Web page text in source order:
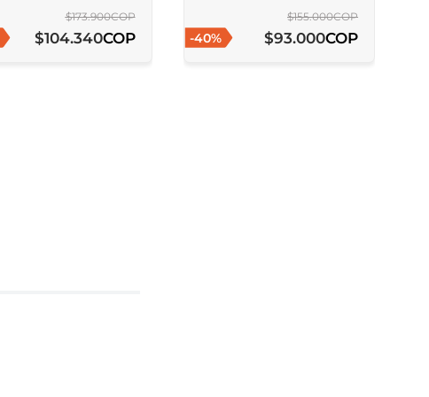
$173.900COP
$104.340COP -40%
$155.000COP
$93.000COP